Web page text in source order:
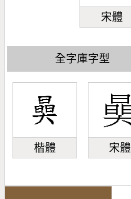
宋體
全字庫字型
楷體 宋體